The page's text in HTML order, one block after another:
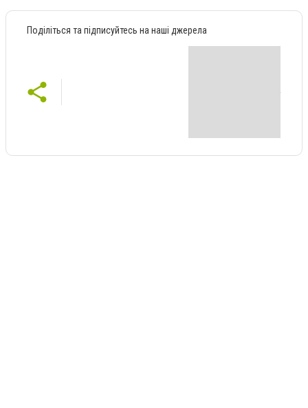
Поділіться та підписуйтесь на наші джерела